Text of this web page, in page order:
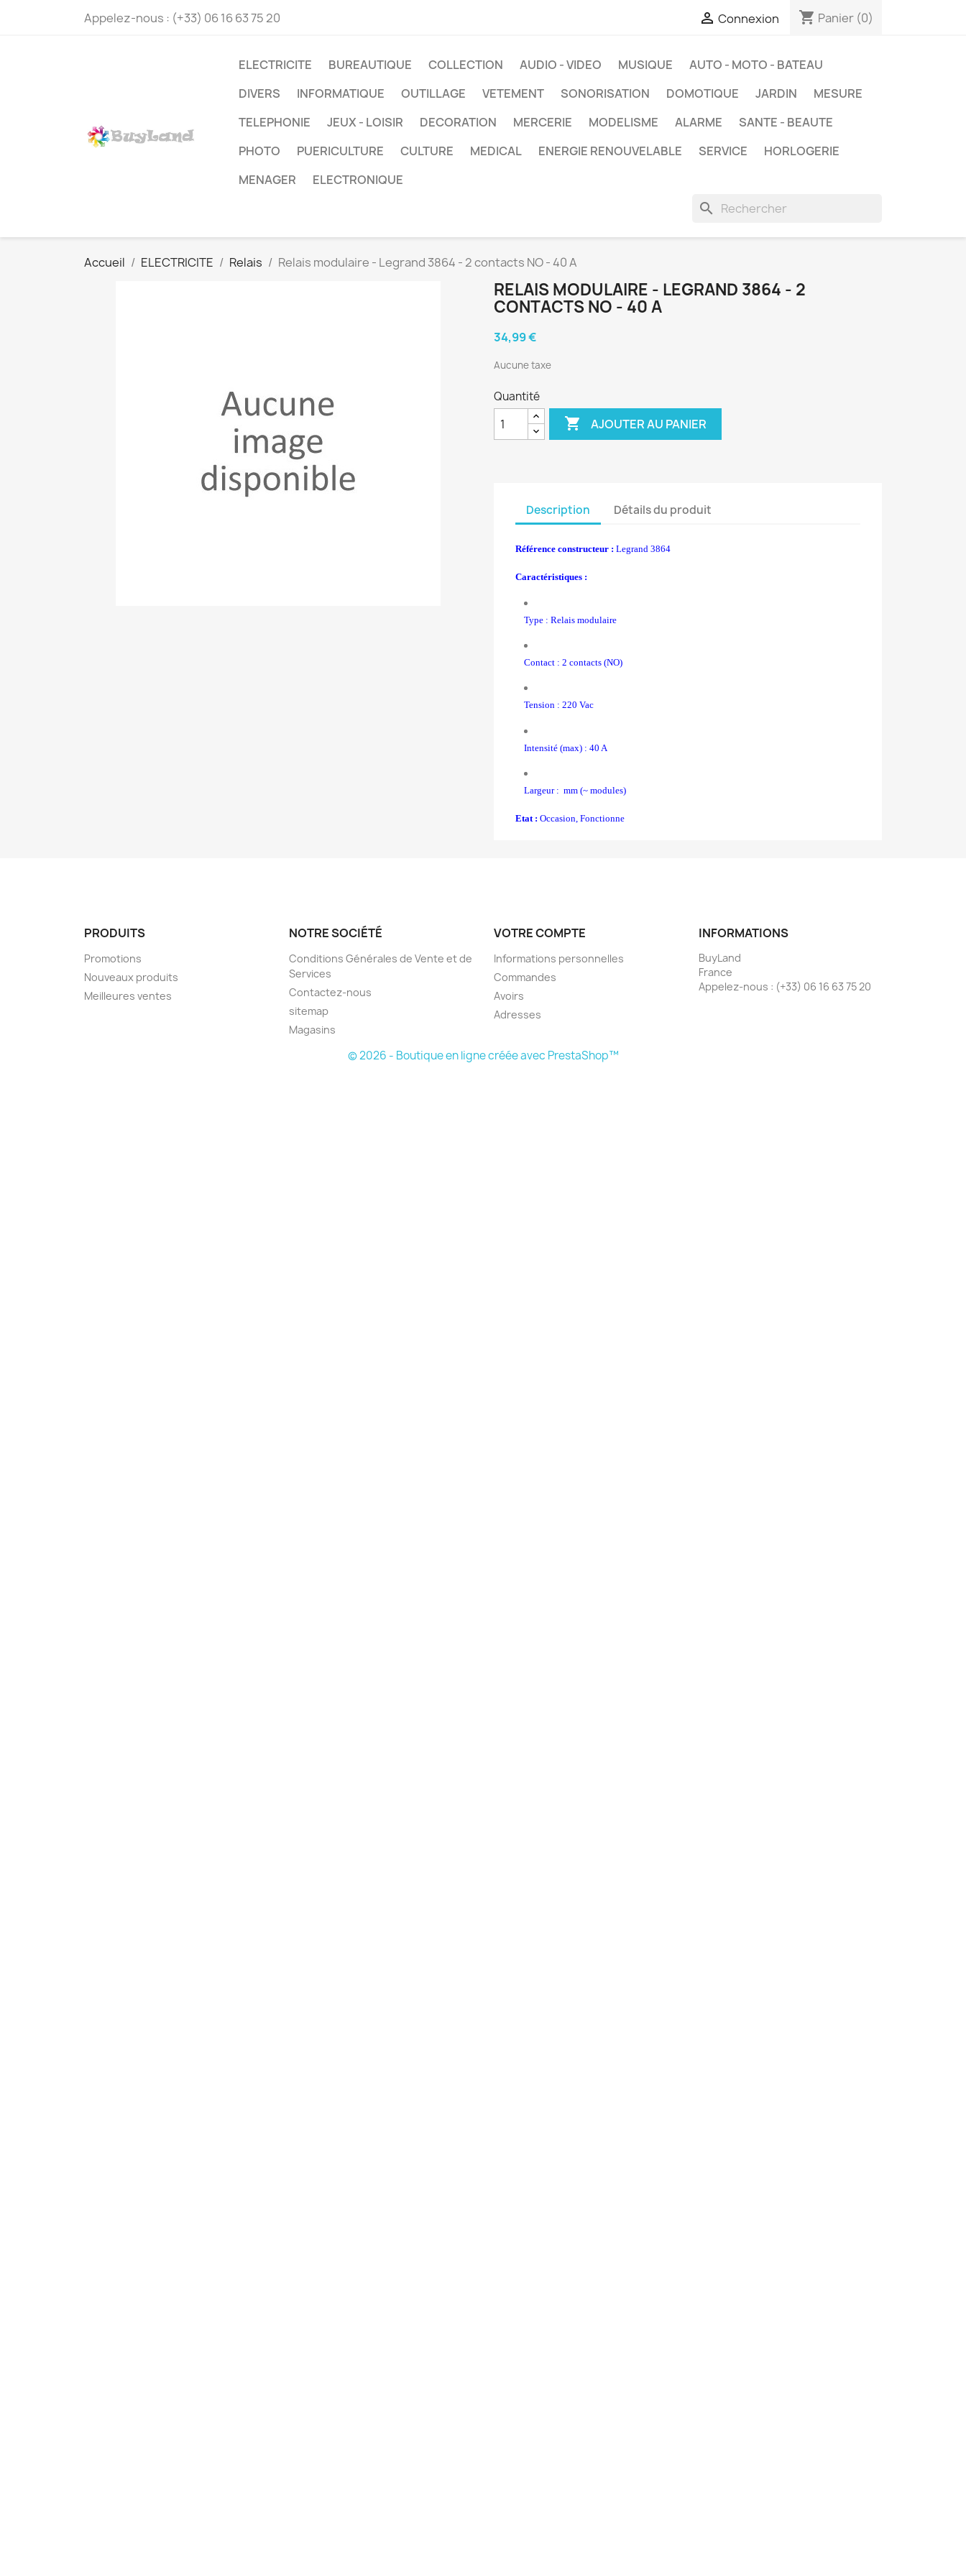
Appelez-nous : (+33) 06 16 63 75 20  Connexion shopping_cart Panier (0)
ELECTRICITE BUREAUTIQUE COLLECTION AUDIO - VIDEO MUSIQUE
AUTO - MOTO - BATEAU
DIVERS
INFORMATIQUE OUTILLAGE VETEMENT SONORISATION DOMOTIQUE JARDIN
MESURE
TELEPHONIE
JEUX - LOISIR DECORATION MERCERIE MODELISME ALARME
SANTE - BEAUTE
PHOTO
PUERICULTURE CULTURE MEDICAL ENERGIE RENOUVELABLE SERVICE
HORLOGERIE
MENAGER
ELECTRONIQUE
search
Accueil ELECTRICITE Relais Relais modulaire - Legrand 3864 - 2 contacts NO - 40 A
RELAIS MODULAIRE - LEGRAND 3864 - 2
CONTACTS NO - 40 A
34,99 €
Aucune taxe
Quantité
 AJOUTER AU PANIER
Description Détails du produit
Référence constructeur : Legrand 3864
Caractéristiques :
Type : Relais modulaire
Contact : 2 contacts (NO)
Tension : 220 Vac
Intensité (max) : 40 A
Largeur : mm (~ modules)
Etat : Occasion, Fonctionne
PRODUITS
Promotions
Nouveaux produits
Meilleures ventes
NOTRE SOCIÉTÉ
Conditions Générales de Vente et de
Services
Contactez-nous
sitemap
Magasins
VOTRE COMPTE
Informations personnelles
Commandes
Avoirs
Adresses
INFORMATIONS
BuyLand
France
Appelez-nous : (+33) 06 16 63 75 20
© 2026 - Boutique en ligne créée avec PrestaShop™